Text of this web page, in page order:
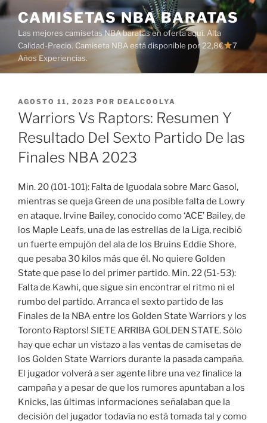
Saltar
al
contenido
CAMISETAS NBA BARATAS
Las mejores camisetas NBA baratas en oferta aquí. Alta
Calidad-Precio. Camiseta NBA está disponible por 22,8€
7
Años Experiencias.
PUBLICADO
EL
AGOSTO 11, 2023 POR DEALCOOLYA
Warriors Vs Raptors: Resumen Y
Resultado Del Sexto Partido De las
Finales NBA 2023
Min. 20 (101-101): Falta de Iguodala sobre Marc Gasol,
mientras se queja Green de una posible falta de Lowry
en ataque. Irvine Bailey, conocido como ‘ACE’ Bailey, de
los Maple Leafs, una de las estrellas de la Liga, recibió
un fuerte empujón del ala de los Bruins Eddie Shore,
que pesaba 30 kilos más que él. No quiere Golden
State que pase lo del primer partido. Min. 22 (51-53):
Falta de Kawhi, que sigue sin encontrar el ritmo ni el
rumbo del partido. Arranca el sexto partido de las
Finales de la NBA entre los Golden State Warriors y los
Toronto Raptors! SIETE ARRIBA GOLDEN STATE. Sólo
hay que echar un vistazo a las ventas de camisetas de
los Golden State Warriors durante la pasada campaña.
El jugador volverá a ser agente libre una vez finalice la
campaña y a pesar de que los rumores apuntaban a los
Knicks, las últimas informaciones señalaban que la
decisión del jugador todavía no está tomada tal y como